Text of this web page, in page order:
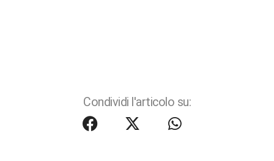
Condividi l'articolo su: